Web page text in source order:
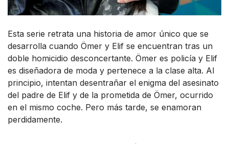
Esta serie retrata una historia de amor único que se
desarrolla cuando Ömer y Elif se encuentran tras un
doble homicidio desconcertante. Ömer es policía y Elif
es diseñadora de moda y pertenece a la clase alta. Al
principio, intentan desentrañar el enigma del asesinato
del padre de Elif y de la prometida de Ömer, ocurrido
en el mismo coche. Pero más tarde, se enamoran
perdidamente.